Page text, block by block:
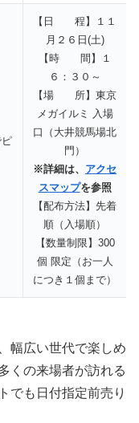
【日 程】１１
月２６日(土)
【時 間】１
６：３０～
【場 所】東京
メガイルミ 入場
口（大井競馬場北
門）
※詳細は、 アクセ
スマップを参照
【配布方法】先着
順（入場順）
【数量制限】300
個 限定（お一人
につき１個まで）
幅広い世代で楽しめ
くの来場者が訪れる
でも日付指定前売り